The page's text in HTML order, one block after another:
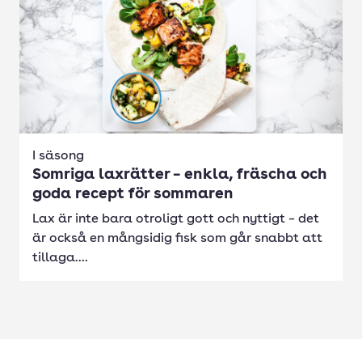
I säsong
Somriga laxrätter – enkla, fräscha och
goda recept för sommaren
Lax är inte bara otroligt gott och nyttigt – det
är också en mångsidig fisk som går snabbt att
tillaga....